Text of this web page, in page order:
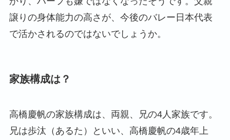
譲りの身体能力の高さが、今後のバレー日本代表
で活かされるのではないでしょうか。
家族構成は？
高橋慶帆の家族構成は、両親、兄の4人家族です。
兄は歩汰（あるた）といい、高橋慶帆の4歳年上